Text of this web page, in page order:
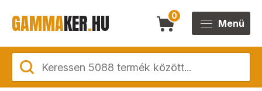
GAMMAKER.HU 0
Menü